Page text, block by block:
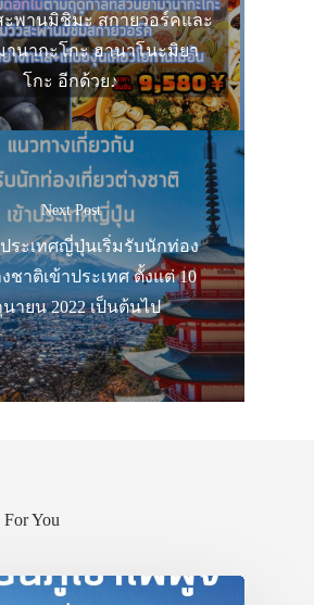
พานมิชิมะ สกายวอร์คและ
านากะโกะ ฮานาโนะมิยา
โกะ อีกด้วย♪
Next Post
ประเทศญี่ปุ่นเริ่มรับนักท่อง
ชาติเข้าประเทศ ตั้งแต่ 10
ายน 2022 เป็นต้นไป
For You